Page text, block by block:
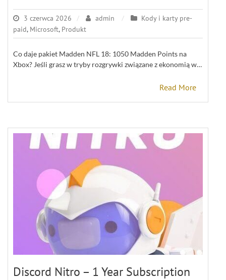
3 czerwca 2026 admin
Kody i karty pre-
paid, Microsoft, Produkt
Co daje pakiet Madden NFL 18: 1050 Madden Points na
Xbox? Jeśli grasz w tryby rozgrywki związane z ekonomią w…
Read More
Discord Nitro – 1 Year Subscription